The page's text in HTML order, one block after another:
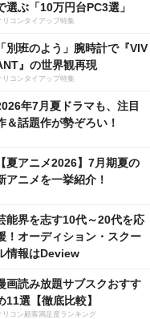
選ぶ「10万円台PC3選」
リコンタイアップ特集
「別班のよう」腕時計で『VIV
』の世界観再現
リコンタイアップ特集
年7月夏ドラマも、注目
＆話題作が勢ぞろい！
【夏アニメ2026】7月期夏の
アニメを一挙紹介！
能界を志す10代～20代を応
！オーディション・スクー
情報はDeview
画読み放題サブスクおすす
11選【徹底比較】
リコン顧客満足度ランキング